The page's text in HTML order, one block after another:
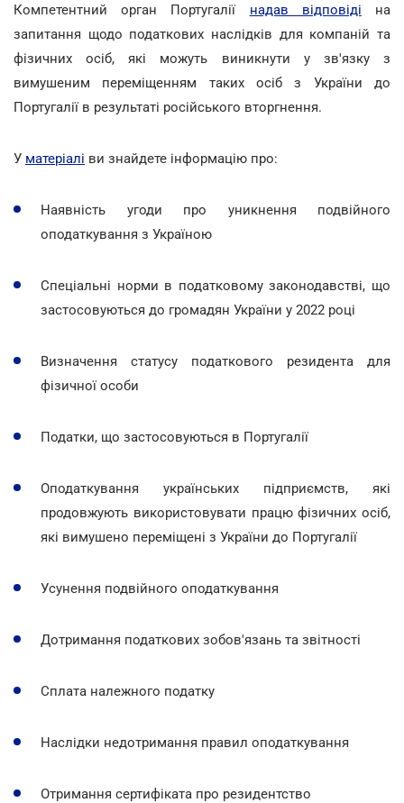
Компетентний орган Португалії надав відповіді на
запитання щодо податкових наслідків для компаній та
фізичних осіб, які можуть виникнути у зв'язку з
вимушеним переміщенням таких осіб з України до
Португалії в результаті російського вторгнення.
У матеріалі ви знайдете інформацію про:
Наявність угоди про уникнення подвійного
оподаткування з Україною
Спеціальні норми в податковому законодавстві, що
застосовуються до громадян України у 2022 році
Визначення статусу податкового резидента для
фізичної особи
Податки, що застосовуються в Португалії
Оподаткування українських підприємств, які
продовжують використовувати працю фізичних осіб,
які вимушено переміщені з України до Португалії
Усунення подвійного оподаткування
Дотримання податкових зобов'язань та звітності
Сплата належного податку
Наслідки недотримання правил оподаткування
Отримання сертифіката про резидентство